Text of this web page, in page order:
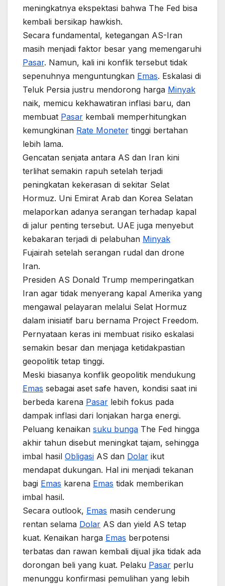
meningkatnya ekspektasi bahwa The Fed bisa
kembali bersikap hawkish.
Secara fundamental, ketegangan AS-Iran
masih menjadi faktor besar yang memengaruhi
Pasar. Namun, kali ini konflik tersebut tidak
sepenuhnya menguntungkan Emas. Eskalasi di
Teluk Persia justru mendorong harga Minyak
naik, memicu kekhawatiran inflasi baru, dan
membuat Pasar kembali memperhitungkan
kemungkinan Rate Moneter tinggi bertahan
lebih lama.
Gencatan senjata antara AS dan Iran kini
terlihat semakin rapuh setelah terjadi
peningkatan kekerasan di sekitar Selat
Hormuz. Uni Emirat Arab dan Korea Selatan
melaporkan adanya serangan terhadap kapal
di jalur penting tersebut. UAE juga menyebut
kebakaran terjadi di pelabuhan Minyak
Fujairah setelah serangan rudal dan drone
Iran.
Presiden AS Donald Trump memperingatkan
Iran agar tidak menyerang kapal Amerika yang
mengawal pelayaran melalui Selat Hormuz
dalam inisiatif baru bernama Project Freedom.
Pernyataan keras ini membuat risiko eskalasi
semakin besar dan menjaga ketidakpastian
geopolitik tetap tinggi.
Meski biasanya konflik geopolitik mendukung
Emas sebagai aset safe haven, kondisi saat ini
berbeda karena Pasar lebih fokus pada
dampak inflasi dari lonjakan harga energi.
Peluang kenaikan suku bunga The Fed hingga
akhir tahun disebut meningkat tajam, sehingga
imbal hasil Obligasi AS dan Dolar ikut
mendapat dukungan. Hal ini menjadi tekanan
bagi Emas karena Emas tidak memberikan
imbal hasil.
Secara outlook, Emas masih cenderung
rentan selama Dolar AS dan yield AS tetap
kuat. Kenaikan harga Emas berpotensi
terbatas dan rawan kembali dijual jika tidak ada
dorongan beli yang kuat. Pelaku Pasar perlu
menunggu konfirmasi pemulihan yang lebih